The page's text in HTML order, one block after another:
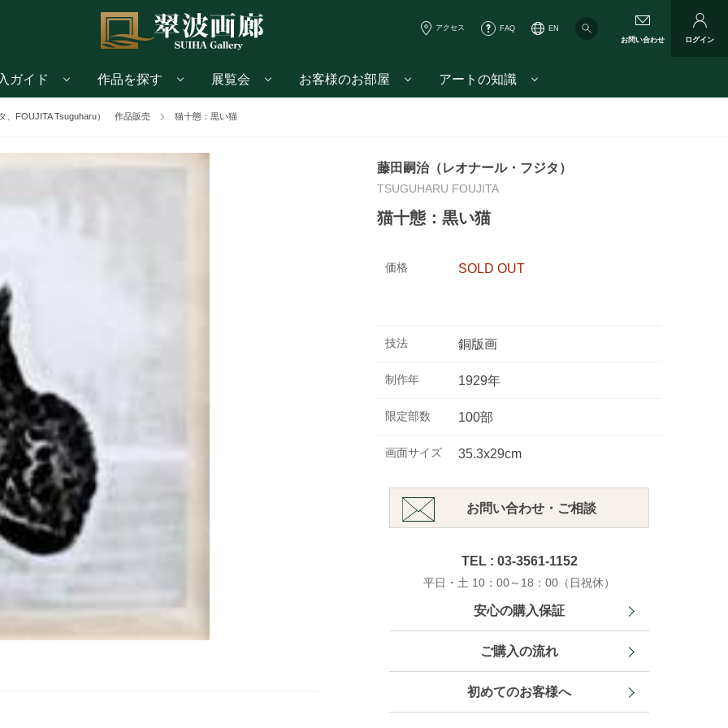
アクセス FAQ
EN
お問い合わせ
ログイン
ガイド 作品を探す 展覧会 お客様のお部屋 アートの知識
、FOUJITA Tsuguharu） 作品販売 猫十態：黒い猫
藤田嗣治（レオナール・フジタ）
TSUGUHARU FOUJITA
猫十態：黒い猫
価格 SOLD OUT
技法 銅版画
制作年 1929年
限定部数 100部
画面サイズ 35.3x29cm
お問い合わせ・ご相談
TEL : 03-3561-1152
平日・土 10：00～18：00（日祝休）
安心の購入保証
ご購入の流れ
初めてのお客様へ